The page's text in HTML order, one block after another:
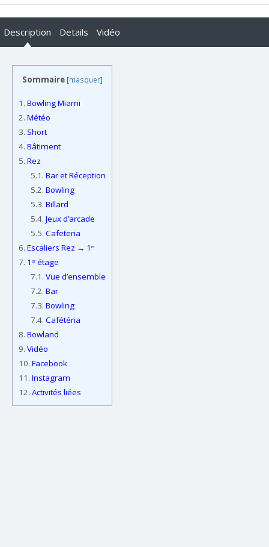
Description Details Vidéo
Sommaire [masquer]
1. Bowling Miami
2. Météo
3. Short
4. Bâtiment
5. Rez
5.1. Bar et Réception
5.2. Bowling
5.3. Billard
5.4. Jeux d’arcade
5.5. Cafeteria
6. Escaliers Rez → 1ᵉʳ
7. 1ᵉʳ étage
7.1. Vue d’ensemble
7.2. Bar
7.3. Bowling
7.4. Cafétéria
8. Bowland
9. Vidéo
10. Facebook
11. Instagram
12. Activités liées